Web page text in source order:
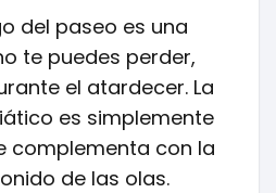
del paseo es una
te puedes perder,
el atardecer. La
es simplemente
complementa con la
de las olas.